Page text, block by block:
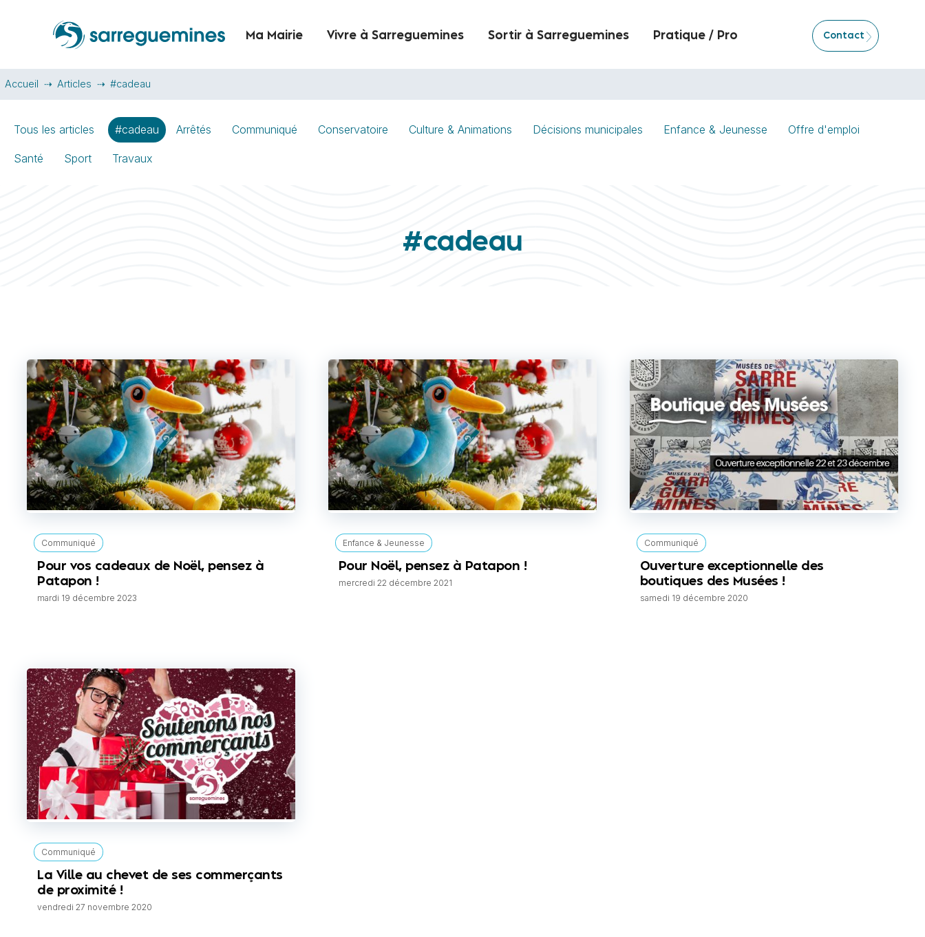
Ma Mairie Vivre à Sarreguemines Sortir à Sarreguemines Pratique / Pro Contact
Accueil Articles #cadeau
Tous les articles #cadeau Arrêtés Communiqué Conservatoire Culture & Animations Décisions municipales Enfance & Jeunesse Offre d'emploi
Santé Sport Travaux
#cadeau
Communiqué
Pour vos cadeaux de Noël, pensez à
Patapon !
mardi 19 décembre 2023
Enfance & Jeunesse
Pour Noël, pensez à Patapon !
mercredi 22 décembre 2021
Communiqué
Ouverture exceptionnelle des
boutiques des Musées !
samedi 19 décembre 2020
Communiqué
La Ville au chevet de ses commerçants
de proximité !
vendredi 27 novembre 2020